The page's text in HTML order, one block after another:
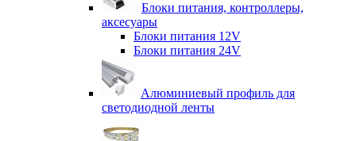
Блоки питания, контроллеры,
аксесуары
Блоки питания 12V
Блоки питания 24V
Алюминиевый профиль для
светодиодной ленты